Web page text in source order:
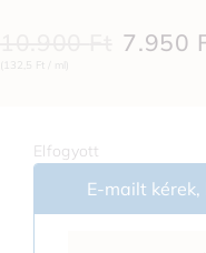
7.950
(132,5 Ft / ml)
Elfogyott
E-mailt